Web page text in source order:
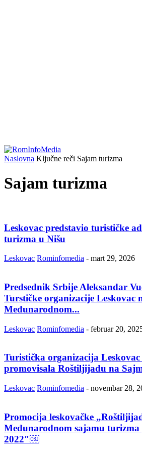
Naslovna Ključne reči Sajam turizma
Sajam turizma
Leskovac predstavio turističke
turizma u Nišu
Leskovac Rominfomedia - mart 29, 2026
Predsednik Srbije Aleksandar
Turstičke organizacije Leskovac
Međunarodnom...
Leskovac Rominfomedia - februar 20,
Turistička organizacija Leskovac
promovisala Roštiljijadu na
Leskovac Rominfomedia - novembar 28,
Promocija leskovačke
Međunarodnom sajamu
2022″￼